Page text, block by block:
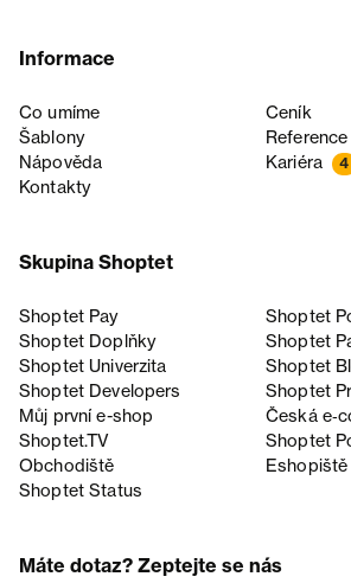
Informace
Co umíme
Ceník
Šablony
Reference
Nápověda
Kariéra 4
Kontakty
Skupina Shoptet
Shoptet Pay
Shoptet
Shoptet Doplňky
Shoptet
Shoptet Univerzita
Shoptet
Shoptet Developers
Shoptet
Můj první e-shop
Česká
Shoptet.TV
Shoptet
Obchodiště
Eshopiště
Shoptet Status
Máte dotaz? Zeptejte se nás